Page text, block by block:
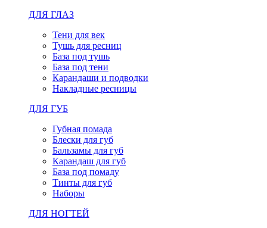
ДЛЯ ГЛАЗ
Тени для век
Тушь для ресниц
База под тушь
База под тени
Карандаши и подводки
Накладные ресницы
ДЛЯ ГУБ
Губная помада
Блески для губ
Бальзамы для губ
Карандаш для губ
База под помаду
Тинты для губ
Наборы
ДЛЯ НОГТЕЙ